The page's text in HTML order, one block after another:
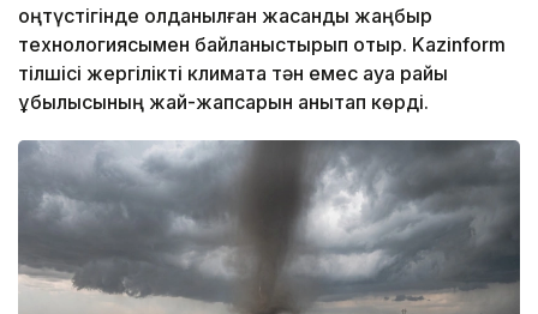
оңтүстігінде қолданылған жасанды жаңбыр
технологиясымен байланыстырып отыр. Kazinform
тілшісі жергілікті климатқа тән емес ауа райы
құбылысының жай-жапсарын анықтап көрді.